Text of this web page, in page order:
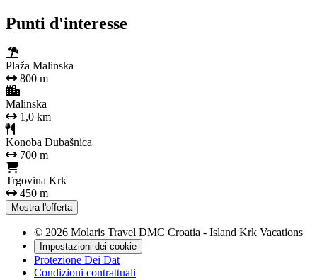
Punti d'interesse
Plaža Malinska
800 m
Malinska
1,0 km
Konoba Dubašnica
700 m
Trgovina Krk
450 m
Mostra l'offerta
© 2026 Molaris Travel DMC Croatia - Island Krk Vacations
Impostazioni dei cookie
Protezione Dei Dat
Condizioni contrattuali